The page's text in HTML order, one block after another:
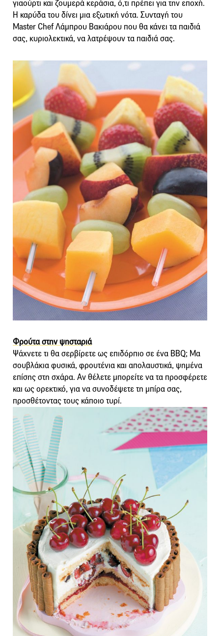
γιαούρτι και ζουμερά κεράσια, ό,τι πρέπει για την εποχή.
Η καρύδα του δίνει μια εξωτική νότα. Συνταγή του
Master Chef Λάμπρου Βακιάρου που θα κάνει τα παιδιά
σας, κυριολεκτικά, να λατρέψουν τα παιδιά σας.
Φρούτα στην ψησταριά
Ψάχνετε τι θα σερβίρετε ως επιδόρπιο σε ένα BBQ; Μα
σουβλάκια φυσικά, φρουτένια και απολαυστικά, ψημένα
επίσης στη σχάρα. Αν θέλετε μπορείτε να τα προσφέρετε
και ως ορεκτικό, για να συνοδέψετε τη μπίρα σας,
προσθέτοντας τους κάποιο τυρί.